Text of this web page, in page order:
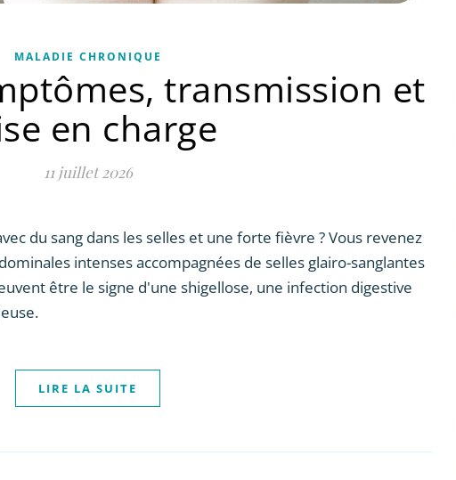
MALADIE CHRONIQUE
transmission et
en charge
11 juillet 2026
du sang dans les selles et une forte fièvre ? Vous revenez
intenses accompagnées de selles glairo-sanglantes
être le signe d'une shigellose, une infection digestive
LIRE LA SUITE